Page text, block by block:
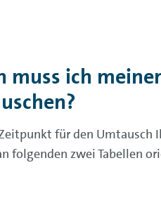
muss ich
für den Umtausch
folgenden zwei Tabellen